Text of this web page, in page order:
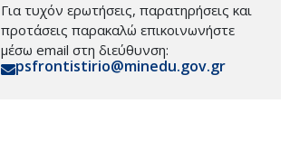
Για τυχόν ερωτήσεις, παρατηρήσεις και
προτάσεις παρακαλώ επικοινωνήστε
μέσω email στη διεύθυνση:
psfrontistirio@minedu.gov.gr